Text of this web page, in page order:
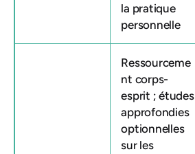
la pratique
personnelle
Ressourceme
nt corps-
esprit ; études
approfondies
optionnelles
sur les